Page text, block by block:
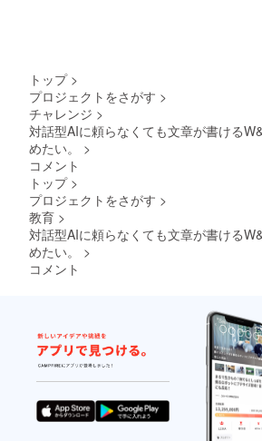
トップ >
プロジェクトをさがす >
チャレンジ >
対話型AIに頼らなくても文章が書ける
めたい。
>
コメント
トップ >
プロジェクトをさがす >
教育 >
対話型AIに頼らなくても文章が書ける
めたい。
>
コメント